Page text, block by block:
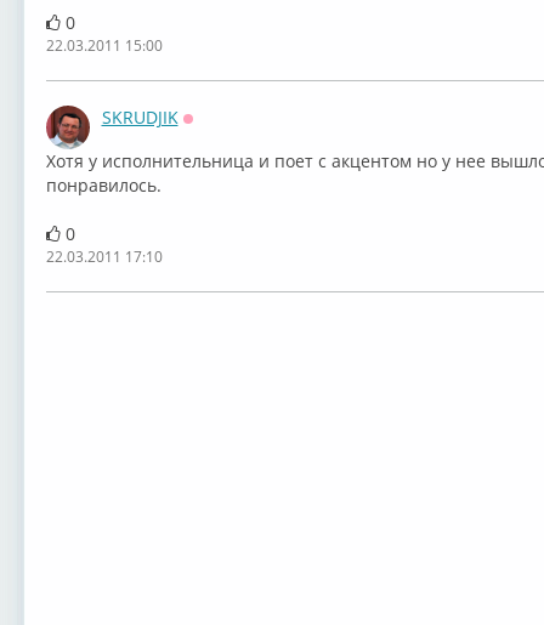
0
22.03.2011 15:00
SKRUDJIK
Хотя у исполнительница и поет с акцентом но у нее
понравилось.
0
22.03.2011 17:10